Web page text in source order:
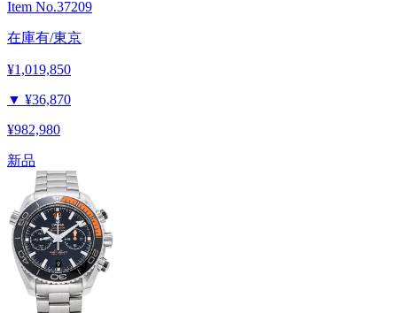
Item No.37209
在庫有/東京
¥1,019,850
▼ ¥36,870
¥982,980
新品